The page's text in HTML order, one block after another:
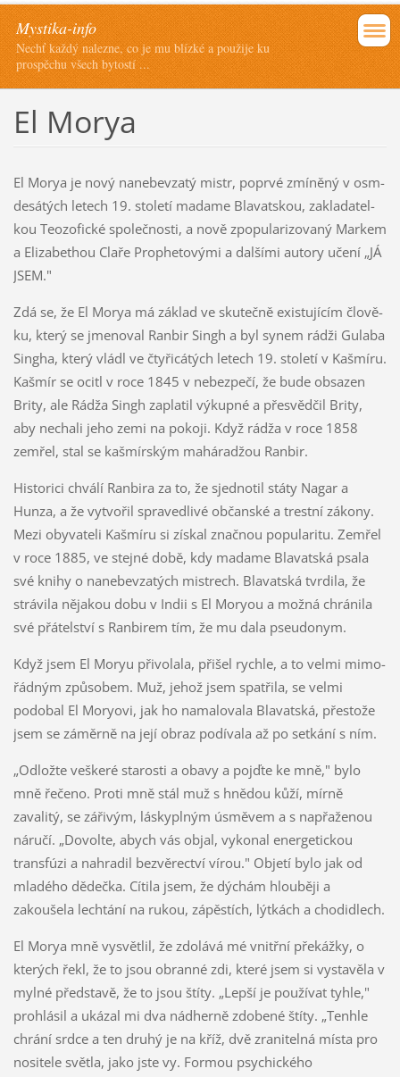
Mystika-info
Nechť každý nalezne, co je mu blízké a použije ku
prospěchu všech bytostí ...
El Morya
El Morya je nový nanebevzatý mistr, poprvé zmíněný v osm­
desátých letech 19. století madame Blavatskou, zakladatel­
kou Teozofické společnosti, a nově zpopularizovaný Markem
a Elizabethou Claře Prophetovými a dalšími autory učení „JÁ
JSEM."
Zdá se, že El Morya má základ ve skutečně existujícím člově­
ku, který se jmenoval Ranbir Singh a byl synem rádži Gulaba
Singha, který vládl ve čtyřicátých letech 19. století v Kašmíru.
Kašmír se ocitl v roce 1845 v nebezpečí, že bude obsazen
Brity, ale Rádža Singh zaplatil výkupné a přesvědčil Brity,
aby nechali jeho zemi na pokoji. Když rádža v roce 1858
zemřel, stal se kaš­mírským maháradžou Ranbir.
Historici chválí Ranbira za to, že sjednotil státy Nagar a
Hunza, a že vytvořil spravedlivé občanské a trestní zákony.
Mezi oby­vateli Kašmíru si získal značnou popularitu. Zemřel
v roce 1885, ve stejné době, kdy madame Blavatská psala
své knihy o nanebevzatých mistrech. Blavatská tvrdila, že
strávila nějakou dobu v Indii s El Moryou a možná chránila
své přátelství s Ranbirem tím, že mu dala pseudonym.
Když jsem El Moryu přivolala, přišel rychle, a to velmi mimo­
řádným způsobem. Muž, jehož jsem spatřila, se velmi
podobal El Moryovi, jak ho namalovala Blavatská, přestože
jsem se záměrně na její obraz podívala až po setkání s ním.
„Odložte veškeré starosti a obavy a pojďte ke mně," bylo
mně řeče­no. Proti mně stál muž s hnědou kůží, mírně
zavalitý, se zářivým, láskyplným úsměvem a s napřaženou
náručí. „Dovolte, abych vás objal, vykonal energetickou
transfúzi a nahradil bezvěrectví vírou." Objetí bylo jak od
mladého dědečka. Cítila jsem, že dýchám hlouběji a
zakoušela lechtání na rukou, zápěstích, lýtkách a cho­didlech.
El Morya mně vysvětlil, že zdolává mé vnitřní překážky, o
kte­rých řekl, že to jsou obranné zdi, které jsem si vystavěla v
mylné představě, že to jsou štíty. „Lepší je používat tyhle,"
prohlásil a ukázal mi dva nádherně zdobené štíty. „Tenhle
chrání srdce a ten druhý je na kříž, dvě zranitelná místa pro
nositele světla, jako jste vy. Formou psychického